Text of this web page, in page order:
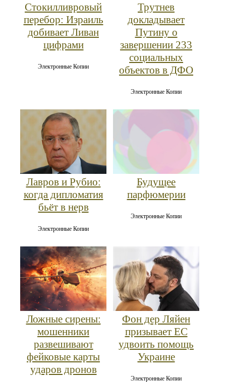
Стокилливровый
перебор: Израиль
добивает Ливан
цифрами
Электронные Копии
Трутнев
докладывает
Путину о
завершении 233
социальных
объектов в ДФО
Электронные Копии
Лавров и Рубио:
когда дипломатия
бьёт в нерв
Электронные Копии
Будущее
парфюмерии
Электронные Копии
Ложные сирены:
мошенники
развешивают
фейковые карты
ударов дронов
Фон дер Ляйен
призывает ЕС
удвоить помощь
Украине
Электронные Копии